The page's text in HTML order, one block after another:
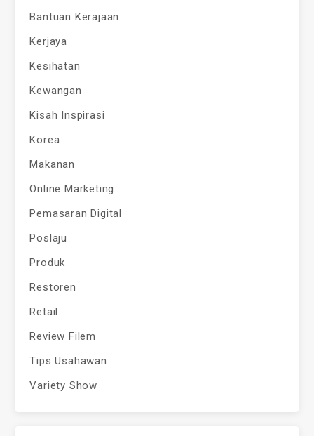
Bantuan Kerajaan
Kerjaya
Kesihatan
Kewangan
Kisah Inspirasi
Korea
Makanan
Online Marketing
Pemasaran Digital
Poslaju
Produk
Restoren
Retail
Review Filem
Tips Usahawan
Variety Show